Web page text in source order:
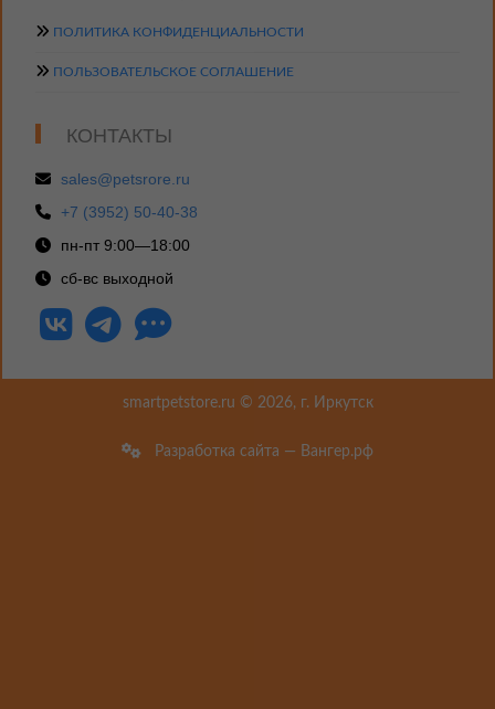
ПОЛИТИКА КОНФИДЕНЦИАЛЬНОСТИ
ПОЛЬЗОВАТЕЛЬСКОЕ СОГЛАШЕНИЕ
КОНТАКТЫ
sales@petsrore.ru
+7 (3952) 50-40-38
пн-пт 9:00—18:00
сб-вс выходной
smartpetstore.ru © 2026, г. Иркутск
Разработка сайта — Вангер.рф